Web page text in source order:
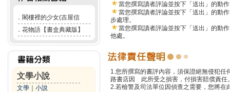
． 閣樓裡的少女(吉屋信
． 花物語【書盒典藏版】
文學小說
文學 小說
當您撰寫讀者評論並按下「送出」的動
當您撰寫讀者評論並按下「送出」的動
步處理。
當您撰寫讀者評論並按下「送出」的動
他處。
1.您所撰寫的書評內容，須保證絕無侵犯
路書店因 此所受之損害，付損害賠償責任
2.若檢警及司法單位因偵查之需要，您將